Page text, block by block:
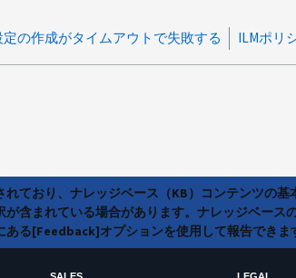
定の作成がタイムアウトで失敗する
ており、ナレッジベース（KB）コンテンツの
含まれている場合があります。ナレッジベー
る[Feedback]オプションを使用して報告できま